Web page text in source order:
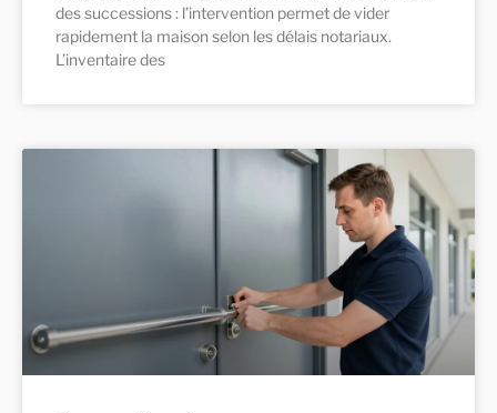
des successions : l’intervention permet de vider
rapidement la maison selon les délais notariaux.
L’inventaire des